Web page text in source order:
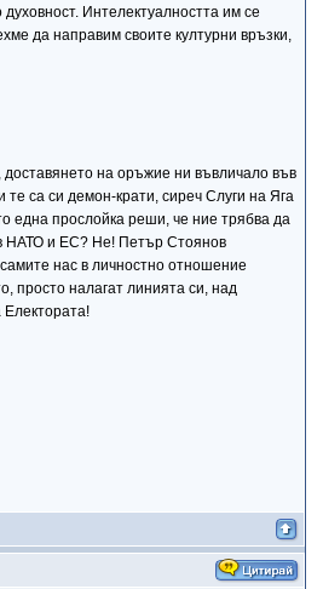
Интелектуалността им се
да направим своите културни връзки,
на оръжие ни въвличало във
са си демон-крати, сиреч Слуги на Яга
една прослойка реши, че ние трябва да
в НАТО и ЕС? Не! Петър Стоянов
нас в личностно отношение
просто налагат линията си, над
Електората!